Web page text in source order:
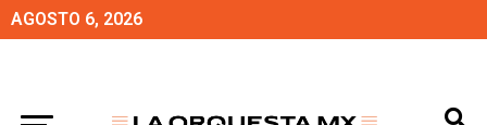
AGOSTO 6, 2026